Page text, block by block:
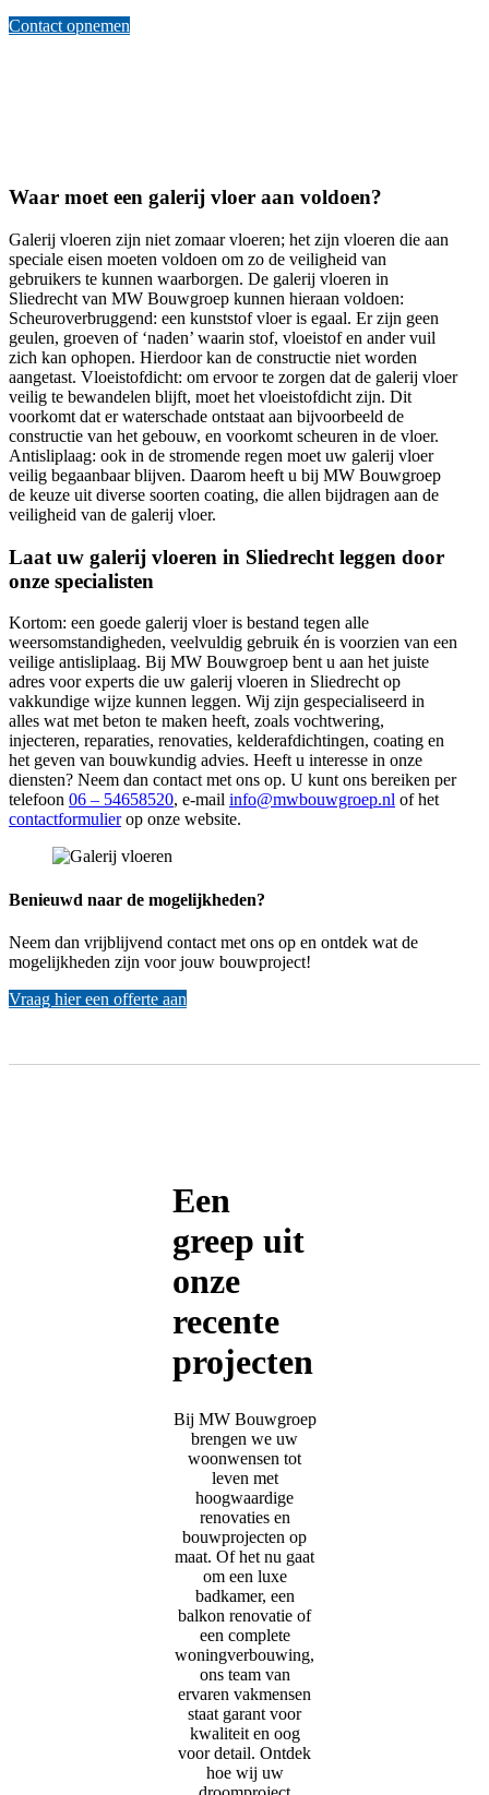
Contact opnemen
Waar moet een galerij vloer aan voldoen?
Galerij vloeren zijn niet zomaar vloeren; het zijn vloeren die aan
speciale eisen moeten voldoen om zo de veiligheid van
gebruikers te kunnen waarborgen. De galerij vloeren in
Sliedrecht van MW Bouwgroep kunnen hieraan voldoen:
Scheuroverbruggend: een kunststof vloer is egaal. Er zijn geen
geulen, groeven of ‘naden’ waarin stof, vloeistof en ander vuil
zich kan ophopen. Hierdoor kan de constructie niet worden
aangetast. Vloeistofdicht: om ervoor te zorgen dat de galerij vloer
veilig te bewandelen blijft, moet het vloeistofdicht zijn. Dit
voorkomt dat er waterschade ontstaat aan bijvoorbeeld de
constructie van het gebouw, en voorkomt scheuren in de vloer.
Antisliplaag: ook in de stromende regen moet uw galerij vloer
veilig begaanbaar blijven. Daarom heeft u bij MW Bouwgroep
de keuze uit diverse soorten coating, die allen bijdragen aan de
veiligheid van de galerij vloer.
Laat uw galerij vloeren in Sliedrecht leggen door
onze specialisten
Kortom: een goede galerij vloer is bestand tegen alle
weersomstandigheden, veelvuldig gebruik én is voorzien van een
veilige antisliplaag. Bij MW Bouwgroep bent u aan het juiste
adres voor experts die uw galerij vloeren in Sliedrecht op
vakkundige wijze kunnen leggen. Wij zijn gespecialiseerd in
alles wat met beton te maken heeft, zoals vochtwering,
injecteren, reparaties, renovaties, kelderafdichtingen, coating en
het geven van bouwkundig advies. Heeft u interesse in onze
diensten? Neem dan contact met ons op. U kunt ons bereiken per
telefoon 06 – 54658520, e-mail info@mwbouwgroep.nl of het
contactformulierop onze website.
Benieuwd naar de mogelijkheden?
Neem dan vrijblijvend contact met ons op en ontdek wat de
mogelijkheden zijn voor jouw bouwproject!
Vraag hier een offerte aan
Een
greep uit
onze
recente
projecten
Bij MW Bouwgroep
brengen we uw
woonwensen tot
leven met
hoogwaardige
renovaties en
bouwprojecten op
maat. Of het nu gaat
om een luxe
badkamer, een
balkon renovatie of
een complete
woningverbouwing,
ons team van
ervaren vakmensen
staat garant voor
kwaliteit en oog
voor detail. Ontdek
hoe wij uw